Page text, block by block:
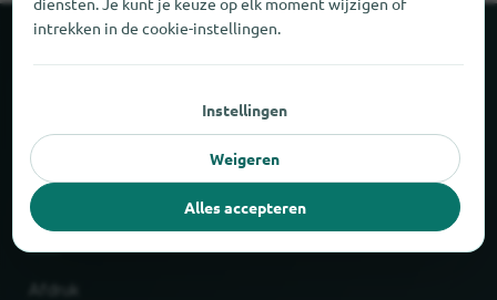
Partner
Wettelijk
intrekken in de cookie-instellingen.
Instellingen
Weigeren
Alles accepteren